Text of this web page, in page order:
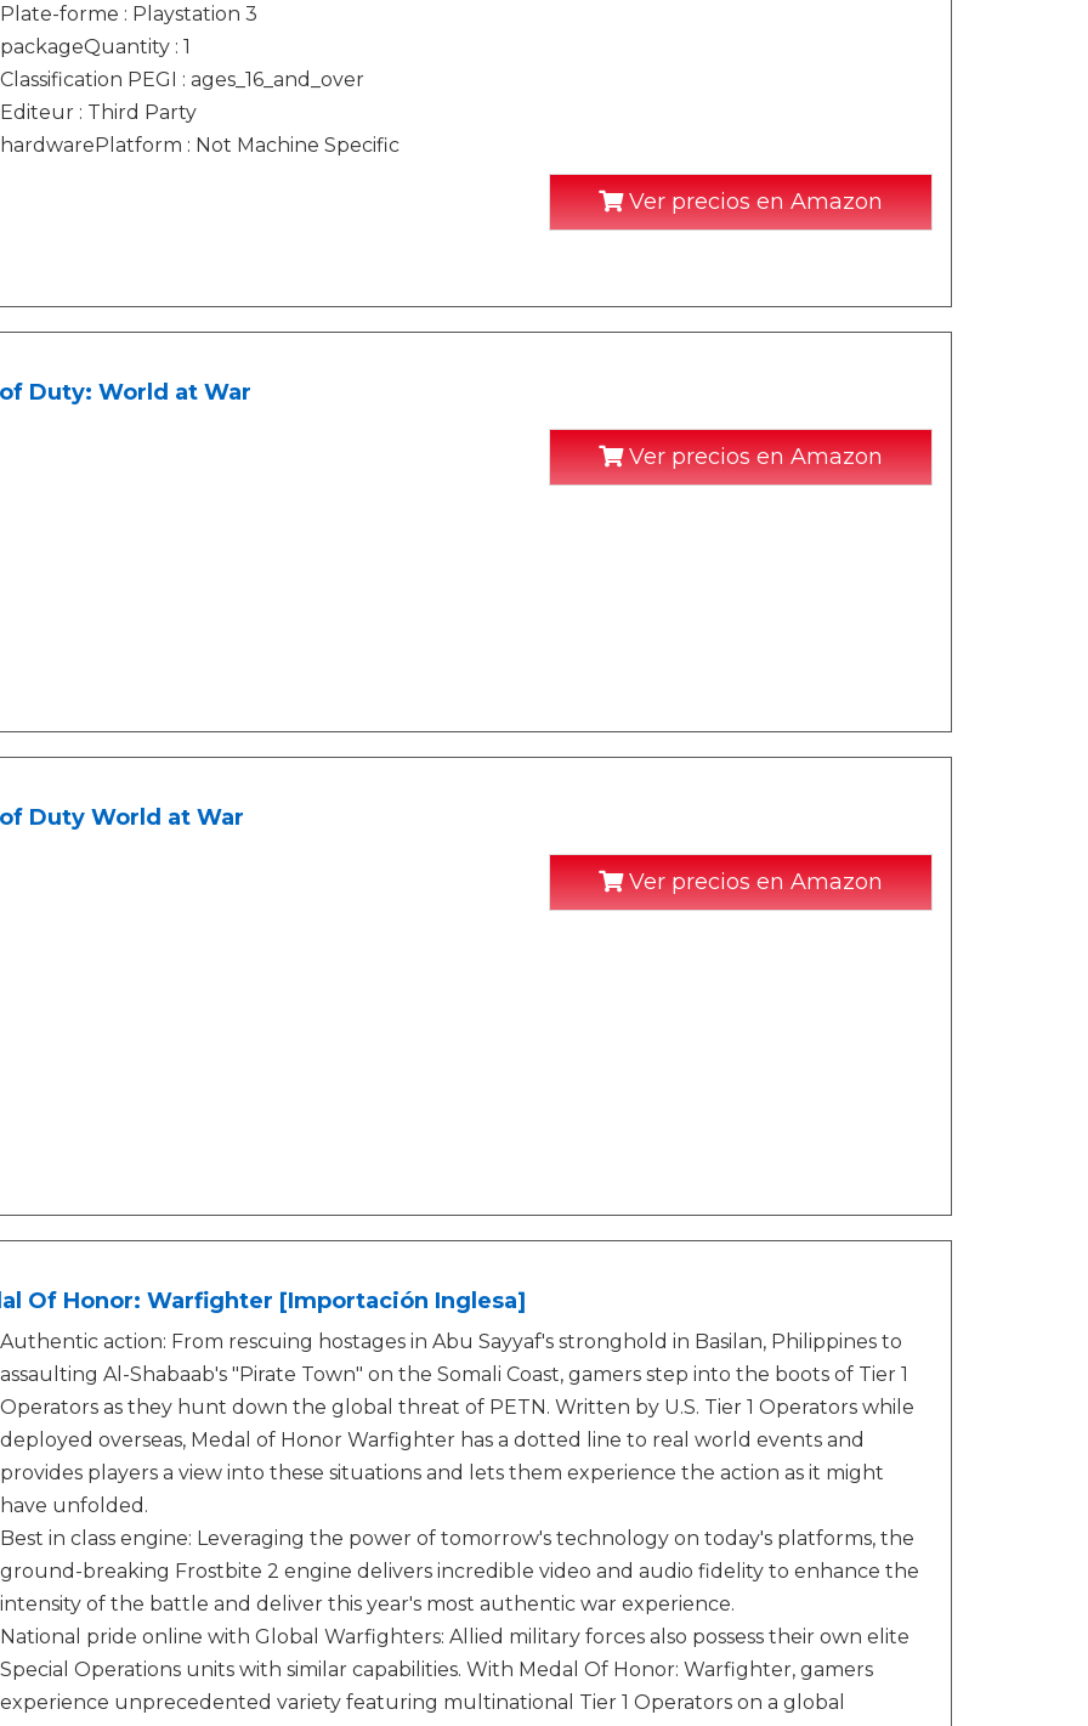
Plate-forme : Playstation 3
packageQuantity : 1
Classification PEGI : ages_16_and_over
Editeur : Third Party
hardwarePlatform : Not Machine Specific
Ver precios en Amazon
Duty: World at War
Ver precios en Amazon
Duty World at War
Ver precios en Amazon
Of Honor: Warfighter [Importación Inglesa]
Authentic action: From rescuing hostages in Abu Sayyaf's stronghold in Basilan, Philippines to
assaulting Al-Shabaab's "Pirate Town" on the Somali Coast, gamers step into the boots of Tier 1
Operators as they hunt down the global threat of PETN. Written by U.S. Tier 1 Operators while
deployed overseas, Medal of Honor Warfighter has a dotted line to real world events and
provides players a view into these situations and lets them experience the action as it might
have unfolded.
Best in class engine: Leveraging the power of tomorrow's technology on today's platforms, the
ground-breaking Frostbite 2 engine delivers incredible video and audio fidelity to enhance the
intensity of the battle and deliver this year's most authentic war experience.
National pride online with Global Warfighters: Allied military forces also possess their own elite
Special Operations units with similar capabilities. With Medal Of Honor: Warfighter, gamers
experience unprecedented variety featuring multinational Tier 1 Operators on a global